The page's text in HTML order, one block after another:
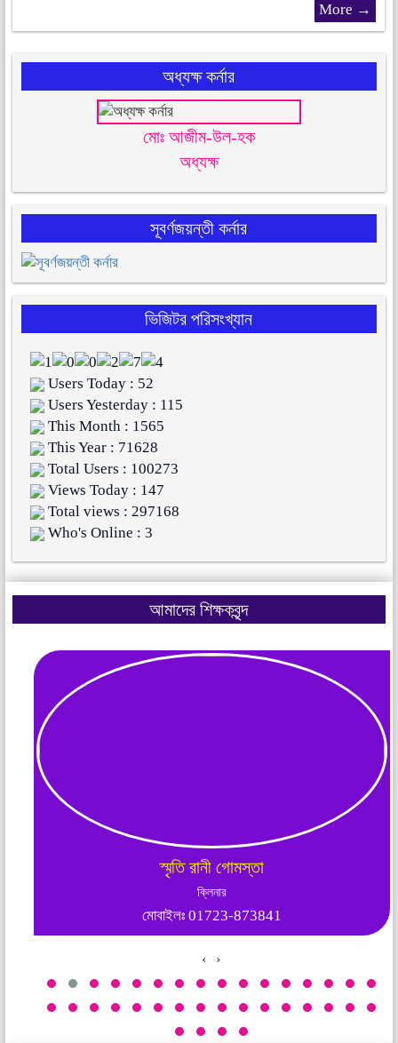
More →
অধ্যক্ষ কর্নার
মোঃ আজীম-উল-হক
অধ্যক্ষ
সূবর্ণজয়ন্তী কর্নার
ভিজিটর পরিসংখ্যান
Users Today : 52
Users Yesterday : 115
This Month : 1565
This Year : 71628
Total Users : 100273
Views Today : 147
Total views : 297168
Who's Online : 3
আমাদের শিক্ষকবৃন্দ
স্মৃতি রানী গোমস্তা
ক্লিনার
মোবাইলঃ 01723-873841
‹ ›